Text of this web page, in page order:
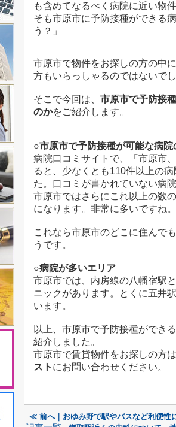
も含めてなるべく病院に近い物
そも市原市に予防接種ができる
う？」
市原市で物件をお探しの方の中
方もいらっしゃるのではないで
そこで今回は、 市原市で予防接
のかをご紹介します。
○市原市で予防接種が可能な病院
病院口コミサイトで、「市原市
ると、少なくとも110件以上の
た。口コミが書かれていない病
市原市ではさらにこれ以上の数
になります。非常に多いですね。
これなら市原市のどこに住んで
うです。
○病院が多いエリア
市原市では、内房線の八幡宿駅
ニックがあります。とくに五井
います。
以上、市原市で予防接種ができ
紹介しました。
市原市で賃貸物件をお探しの方
スト にお問い合わせください。
≪ 前へ｜おゆみ野で駅やバスなど利便性